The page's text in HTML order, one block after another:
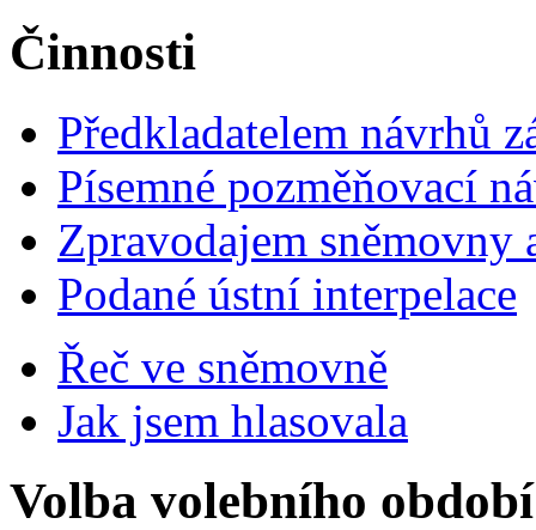
Činnosti
Předkladatelem návrhů
Písemné pozměňovací
Zpravodajem
Podané ústní interpelace
Řeč ve sněmovně
Jak jsem hlasovala
Volba volebního období